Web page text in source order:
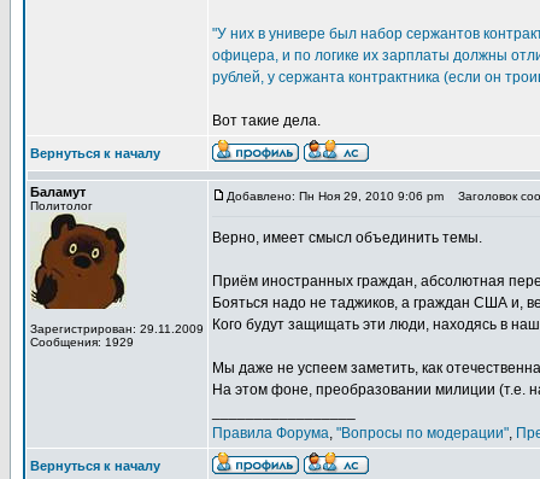
"У них в универе был набор сержантов
офицера, и по логике их зарплаты должны
рублей, у сержанта контрактника (если он
Вот такие дела.
Вернуться к началу
Баламут
Политолог
Зарегистрирован: 29.11.2009
Сообщения: 1929
Добавлено: Пн Ноя 29, 2010 9:06 pm Заголовок
Верно, имеет смысл объединить темы.
Приём иностранных граждан, абсолютная
Бояться надо не таджиков, а граждан США и,
Кого будут защищать эти люди, находясь в
Мы даже не успеем заметить, как
На этом фоне, преобразовании милиции (т.е.
Правила Форума, "Вопросы по модерации",
Вернуться к началу